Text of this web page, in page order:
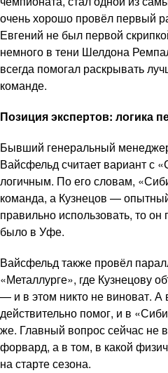
очень хорошо провёл первый
Евгений не был первой
немного в тени Шелдона
всегда помогал раскрывать
команде.
Позиция экспертов: логика
Бывший генеральный
Вайсфельд считает вариант с
логичным. По его словам,
команда, а Кузнецов —
правильно использовать, то он
было в Уфе.
Вайсфельд также провёл
«Металлурге», где Кузнецову
— и в этом никто не виноват.
действительно помог, и в
же. Главный вопрос сейчас не
форвард, а в том, в какой
на старте сезона.